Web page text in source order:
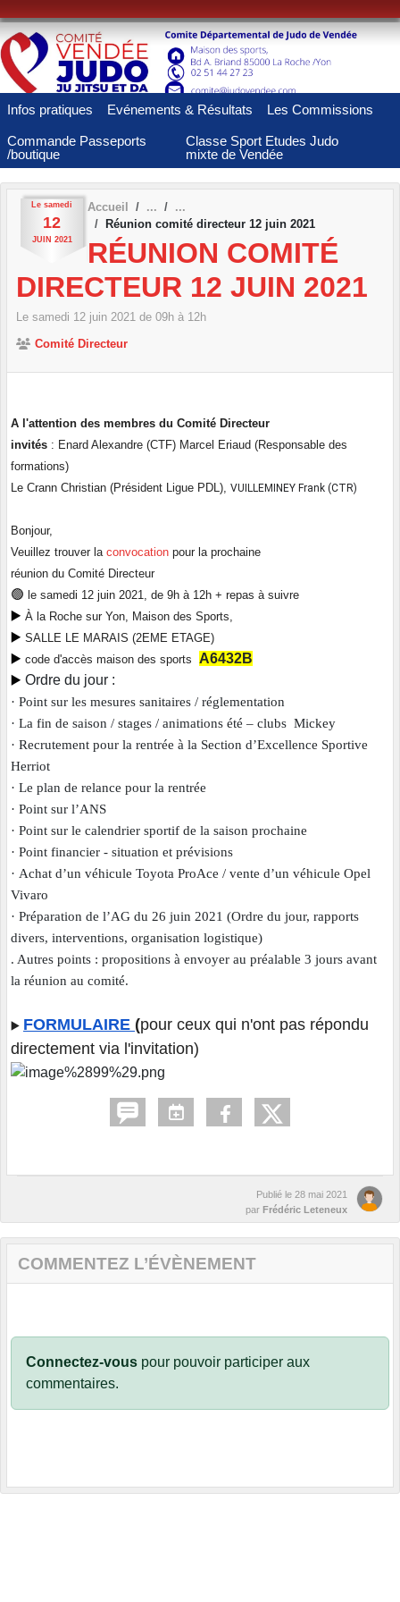
Infos pratiques Evénements & Résultats Les Commissions
Commande Passeports
/boutique
Classe Sport Etudes Judo
mixte de Vendée
Le samedi
12
JUIN 2021
Accueil
Réunion comité directeur 12 juin 2021
RÉUNION COMITÉ
DIRECTEUR 12 JUIN 2021
Le samedi 12 juin 2021 de 09h à 12h
Comité Directeur
A l'attention des membres du Comité Directeur
invités : Enard Alexandre (CTF) Marcel Eriaud (Responsable des
formations)
Le Crann Christian (Président Ligue PDL), VUILLEMINEY Frank (CTR)
Bonjour,
Veuillez trouver la convocation pour la prochaine
réunion du Comité Directeur
🟢 le samedi 12 juin 2021, de 9h à 12h + repas à suivre
▶️ À la Roche sur Yon, Maison des Sports,
▶️ SALLE LE MARAIS (2EME ETAGE)
▶️ code d'accès maison des sports A6432B
▶️ Ordre du jour :
· Point sur les mesures sanitaires / réglementation
· La fin de saison / stages / animations été – clubs Mickey
· Recrutement pour la rentrée à la Section d’Excellence Sportive
Herriot
· Le plan de relance pour la rentrée
· Point sur l’ANS
· Point sur le calendrier sportif de la saison prochaine
· Point financier - situation et prévisions
· Achat d’un véhicule Toyota ProAce / vente d’un véhicule Opel
Vivaro
· Préparation de l’AG du 26 juin 2021 (Ordre du jour, rapports
divers, interventions, organisation logistique)
. Autres points : propositions à envoyer au préalable 3 jours avant
la réunion au comité.
▶️ FORMULAIRE (pour ceux qui n'ont pas répondu
directement via l'invitation)
Publié le 28 mai 2021
par Frédéric Leteneux
COMMENTEZ L’ÉVÈNEMENT
Connectez-vous pour pouvoir participer aux
commentaires.